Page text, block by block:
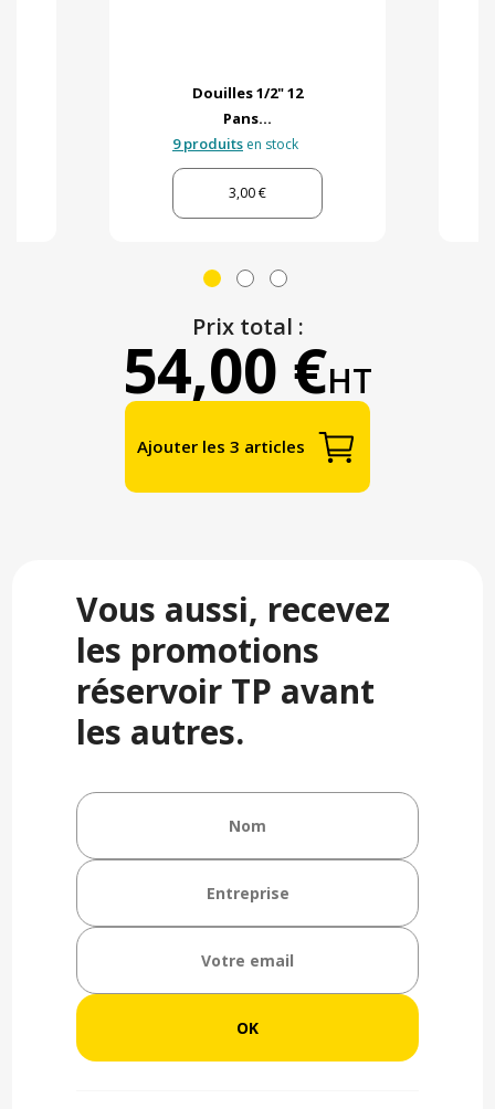
Douilles 1/2" 12
Pans...
9 produits en stock
3,00 €
Prix total :
54,00 €HT
Ajouter les 3 articles
Vous aussi, recevez
les promotions
réservoir TP avant
les autres.